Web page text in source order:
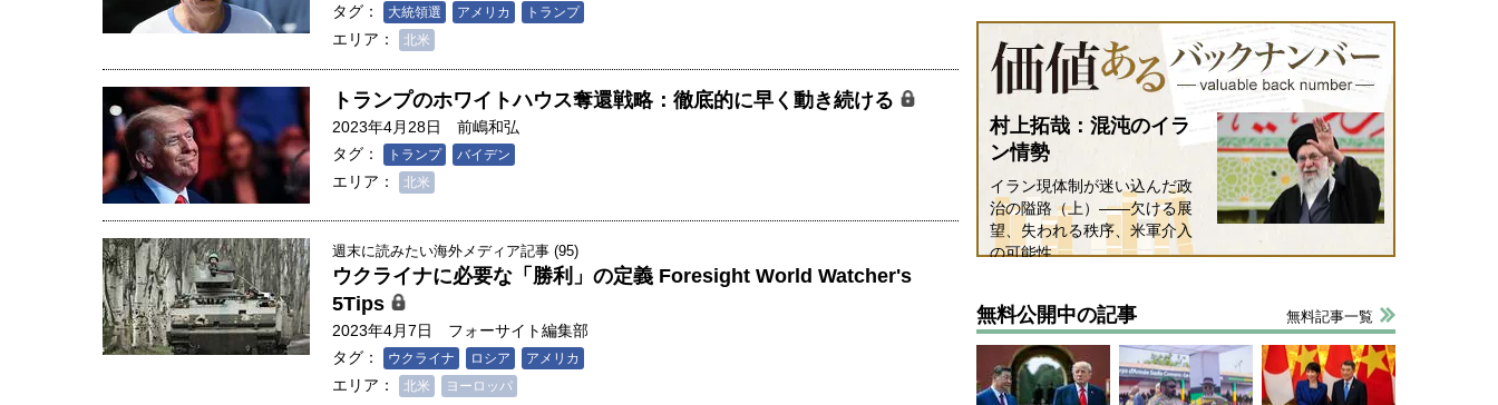
タグ：
大統領選 アメリカ トランプ
エリア： 北米
トランプのホワイトハウス奪還戦略：徹底的に早く動き続ける
2023年4月28日
前嶋和弘
タグ：
トランプ バイデン
エリア： 北米
週末に読みたい海外メディア記事 (95)
ウクライナに必要な「勝利」の定義 Foresight World Watcher's
5Tips
2023年4月7日
フォーサイト編集部
タグ：
ウクライナ ロシア アメリカ
エリア： 北米 ヨーロッパ
村上拓哉：混沌のイラ
ン情勢
イラン現体制が迷い込んだ政
治の隘路（上）――欠ける展
望、失われる秩序、米軍介入
の可能性
無料公開中の記事 無料記事一覧